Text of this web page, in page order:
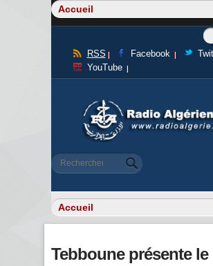
RSS Facebook
YouTube
Formulaire de
Rechercher
Tebboune présente le